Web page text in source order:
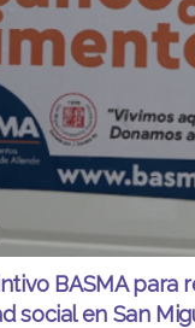
BASMA para
social en San